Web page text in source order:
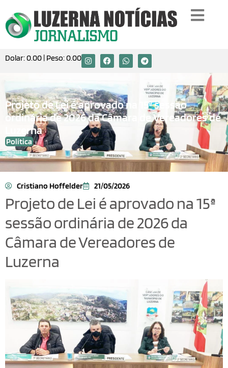
Dolar:0.00 | Peso:0.00
Projeto de Lei é aprovado na 15ª sessão
ordinária de 2026 da Câmara de Vereadores de
Luzerna
Política
Cristiano Hoffelder 21/05/2026
Projeto de Lei é aprovado na 15ª
sessão ordinária de 2026 da
Câmara de Vereadores de
Luzerna